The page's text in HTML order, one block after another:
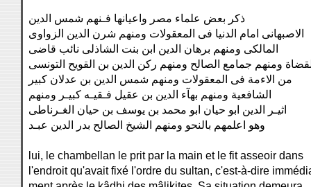
ذكر بعض علماء مصر واعيانها فـنهم شمس الدين
الاصبهانى امام الدنيا فى المعقولات ومنهم شرن الدين الزواوى
المالكى ومنهم برهان الدين ابن بنت الشاذلى نائب قاضى
ومنهم جمامع الصالح ومنهم ركن الدين بن القويح التونسى
من الاءمة فى المعقولات ومنهم شمس الدين بن عدلان كبير
الشافعية ومنهم بهآء الدين بن عقيل فـقيـه كبيـر ومنهم
اثيـر الدين ابو حيان ابو محمد بن يوسف بن حيان الغـرناطى
وهو اعلمهم بالنحو ومنهم الشيخ الصالح بدر الدين عبـد
lui, le chambellan le prit par la main et le fit asseoir dans
l'endroit qu'avait fixé l'ordre du sultan, c'est-à-dire